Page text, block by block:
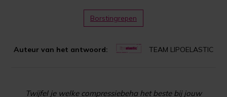
Auteur van het antwoord: TEAM LIPOELASTIC
Borstingrepen
Twijfel je welke compressiebeha het beste bij jouw